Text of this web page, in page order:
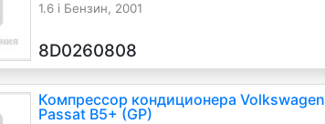
1.6 i Бензин, 2001
8D0260808
Компрессор кондиционера Volkswagen
Passat B5+ (GP)